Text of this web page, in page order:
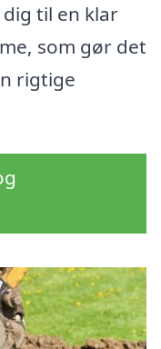
til en klar
som gør det
rigtige